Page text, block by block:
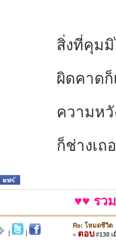
สิ่งที่คุม
ผิดคาดก็
ความหวั
ก็ช่างเถ
♥♥ รว
Re: โหมดชีวิต
« ตอบ #130 เ